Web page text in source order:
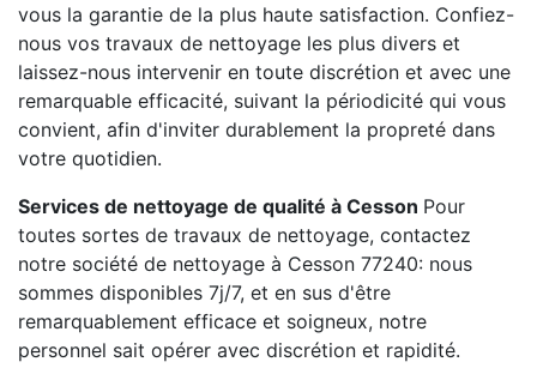
vous la garantie de la plus haute satisfaction. Confiez-
nous vos travaux de nettoyage les plus divers et
laissez-nous intervenir en toute discrétion et avec une
remarquable efficacité, suivant la périodicité qui vous
convient, afin d'inviter durablement la propreté dans
votre quotidien.
Services de nettoyage de qualité à Cesson Pour
toutes sortes de travaux de nettoyage, contactez
notre société de nettoyage à Cesson 77240: nous
sommes disponibles 7j/7, et en sus d'être
remarquablement efficace et soigneux, notre
personnel sait opérer avec discrétion et rapidité.